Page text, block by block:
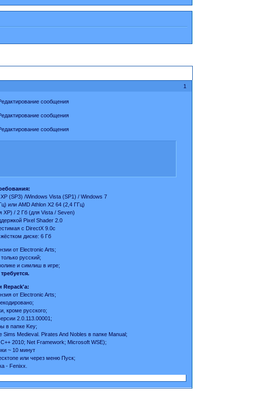
1
(SP3) /Windows Vista (SP1) / Windows 7
или AMD Athlon X2 64 (2,4 ГГц)
XP) / 2 Гб (для Vista / Seven)
Pixel Shader 2.0
с DirectX 9.0c
диске: 6 Гб
от Electronic Arts;
русский;
и симлиш в игре;
Repack'a:
от Electronic Arts;
кроме русского;
2.0.113.00001;
в папке Key;
Medieval. Pirates And Nobles в папке Manual;
2010; Net Framework; Microsoft WSE);
~ 10 минут
или через меню Пуск;
- Fenixx.